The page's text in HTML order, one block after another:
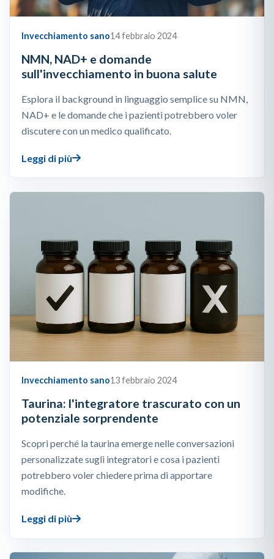
Invecchiamento sano14 febbraio 2024
NMN, NAD+ e domande
sull'invecchiamento in buona salute
Esplora il background in linguaggio semplice su NMN,
NAD+ e le domande che i pazienti potrebbero voler
discutere con un medico qualificato.
Leggi di più
Invecchiamento sano13 febbraio 2024
Taurina: l'integratore trascurato con un
potenziale sorprendente
Scopri perché la taurina emerge nelle conversazioni
personalizzate sugli integratori e cosa i pazienti
potrebbero voler chiedere prima di apportare
modifiche.
Leggi di più